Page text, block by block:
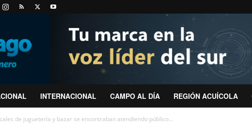
INTERNACIONAL CAMPO AL DÍA REGIÓN ACUÍCOLA
de juguetería y bazar se encontraban atendiendo público...